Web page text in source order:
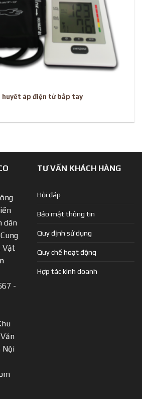
huyết áp điện tử bắp tay
dân
Vật
-
Nội
TƯ VẤN KHÁCH HÀNG
Hỏi đáp
Bảo mật thông tin
Quy định sử dụng
Quy chế hoạt động
Hợp tác kinh doanh